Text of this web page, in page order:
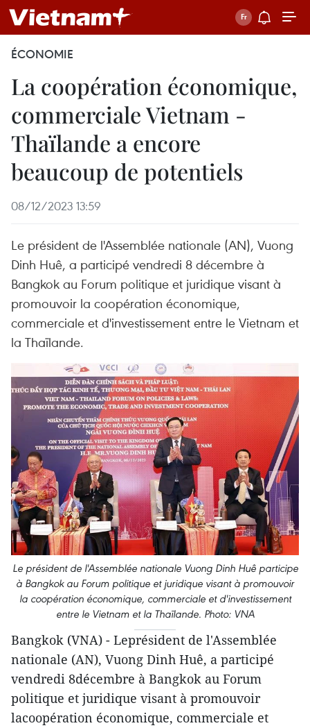
ÉCONOMIE
La coopération économique,
commerciale Vietnam -
Thaïlande a encore
beaucoup de potentiels
08/12/2023 13:59
Le président de l'Assemblée nationale (AN), Vuong
Dinh Huê, a participé vendredi 8 décembre à
Bangkok au Forum politique et juridique visant à
promouvoir la coopération économique,
commerciale et d'investissement entre le Vietnam et
la Thaïlande.
Le président de l'Assemblée nationale Vuong Dinh Huê participe
à Bangkok au Forum politique et juridique visant à promouvoir
la coopération économique, commerciale et d'investissement
entre le Vietnam et la Thaïlande. Photo: VNA
Bangkok (VNA) - Leprésident de l'Assemblée
nationale (AN), Vuong Dinh Huê, a participé
vendredi 8décembre à Bangkok au Forum
politique et juridique visant à promouvoir
lacoopération économique, commerciale et